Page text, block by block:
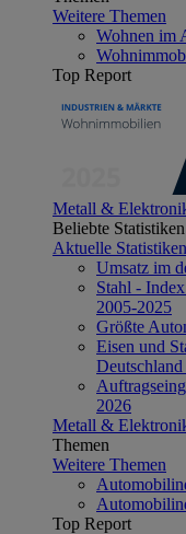
Weitere Themen
Wohnen im
Top Report
Metall &
Beliebte Statistiken
Aktuelle Statistiken
Umsatz im
Stahl -
2005-2025
Größte
Eisen und
2026
Metall &
Themen
Weitere Themen
Top Report